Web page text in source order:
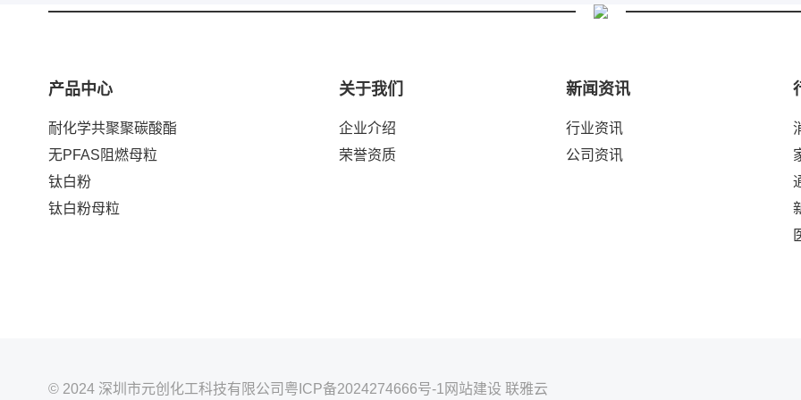
产品中心
耐化学共聚聚碳酸酯
无PFAS阻燃母粒
钛白粉
钛白粉母粒
关于我们
企业介绍
荣誉资质
新闻资讯
行业资讯
公司资讯
© 2024 深圳市元创化工科技有限公司 粤ICP备2024274666号-1 网站建设 联雅云